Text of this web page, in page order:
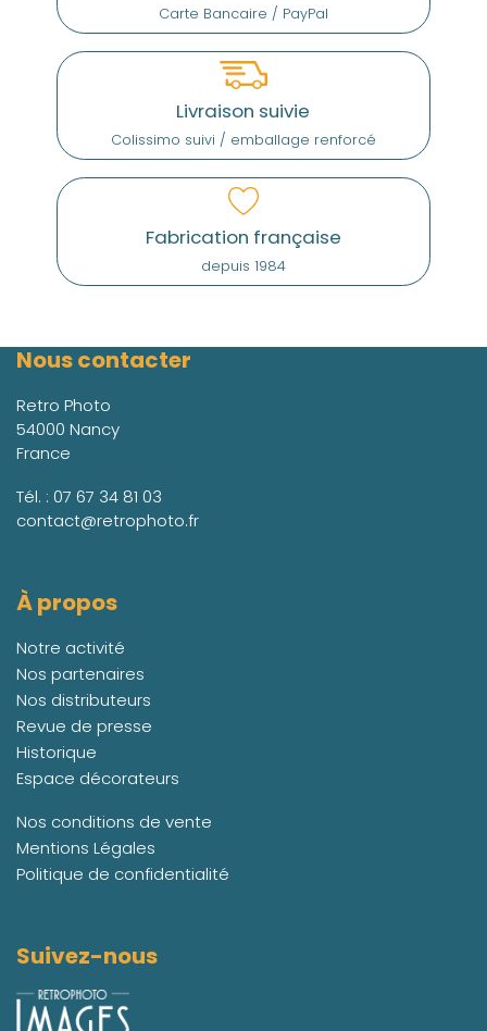
Carte Bancaire / PayPal
Livraison suivie
Colissimo suivi / emballage renforcé
Fabrication française
depuis 1984
Nous contacter
Retro Photo
54000 Nancy
France
Tél. : 07 67 34 81 03
contact@retrophoto.fr
À propos
Notre activité
Nos partenaires
Nos distributeurs
Revue de presse
Historique
Espace décorateurs
Nos conditions de vente
Mentions Légales
Politique de confidentialité
Suivez-nous